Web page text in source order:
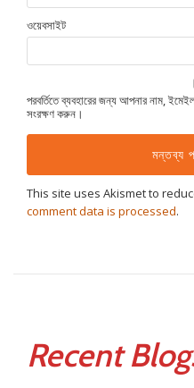
ওয়েবসাইট
পরবর্তিতে ব্যবহারের জন্য আপনার নাম,
সংরক্ষণ করুন।
This site uses Akismet to
comment data is processed.
Recent